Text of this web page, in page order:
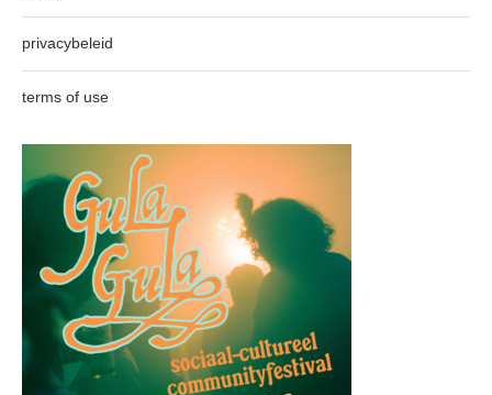
privacybeleid
terms of use